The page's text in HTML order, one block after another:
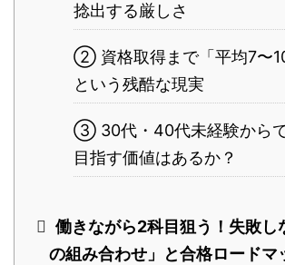
捻出する厳しさ
② 資格取得まで「平均7〜
という残酷な現実
③ 30代・40代未経験から
目指す価値はあるか？
働きながら2科目狙う！失敗し
の組み合わせ」と合格ロードマ